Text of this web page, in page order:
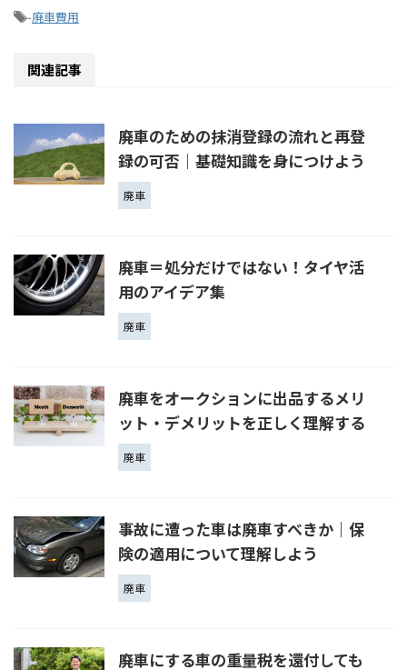
-廃車費用
関連記事
廃車のための抹消登録の流れと再登
録の可否｜基礎知識を身につけよう
廃車
廃車＝処分だけではない！タイヤ活
用のアイデア集
廃車
廃車をオークションに出品するメリ
ット・デメリットを正しく理解する
廃車
事故に遭った車は廃車すべきか｜保
険の適用について理解しよう
廃車
廃車にする車の重量税を還付しても